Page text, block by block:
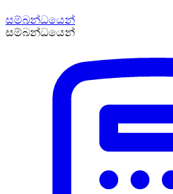
සම්බන්ධයෙන්
සම්බන්ධයෙන්